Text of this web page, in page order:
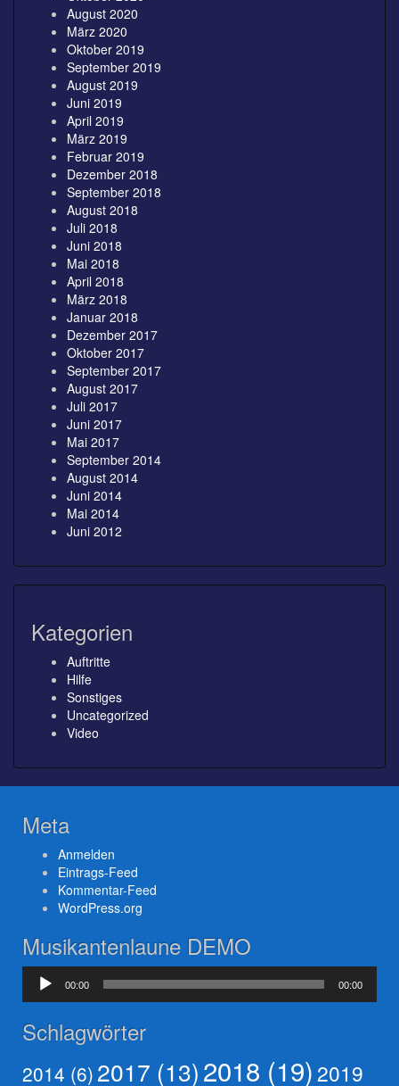
August 2020
März 2020
Oktober 2019
September 2019
August 2019
Juni 2019
April 2019
März 2019
Februar 2019
Dezember 2018
September 2018
August 2018
Juli 2018
Juni 2018
Mai 2018
April 2018
März 2018
Januar 2018
Dezember 2017
Oktober 2017
September 2017
August 2017
Juli 2017
Juni 2017
Mai 2017
September 2014
August 2014
Juni 2014
Mai 2014
Juni 2012
Kategorien
Auftritte
Hilfe
Sonstiges
Uncategorized
Video
Meta
Anmelden
Eintrags-Feed
Kommentar-Feed
WordPress.org
Musikantenlaune DEMO
Audio-
Player
00:00 00:00
Schlagwörter
2014 (6) 2017 (13)2018 (19) 2019